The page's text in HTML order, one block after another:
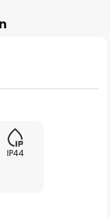
IP44